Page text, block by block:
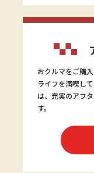
おクルマをご購
ライフを満喫し
は、充実のアフ
す。